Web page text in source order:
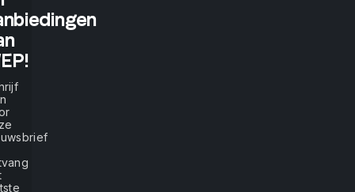
tell
me,
I
will
listen.